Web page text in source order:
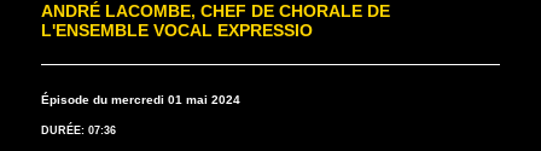
ANDRÉ LACOMBE, CHEF DE CHORALE DE
L'ENSEMBLE VOCAL EXPRESSIO
Épisode du mercredi 01 mai 2024
DURÉE: 07:36